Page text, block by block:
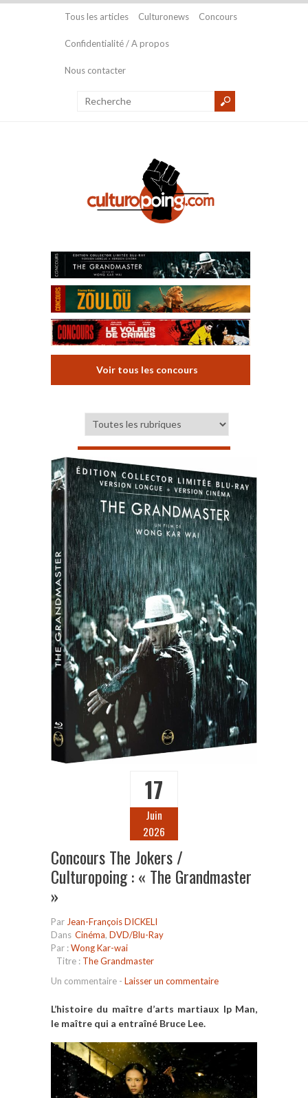
Tous les articles Culturonews Concours
Confidentialité / A propos
Nous contacter
Voir tous les concours
17
Juin
2026
Concours The Jokers /
Culturopoing : « The Grandmaster
»
Par Jean-François DICKELI
Dans Cinéma, DVD/Blu-Ray
Par :Wong Kar-wai
Titre : The Grandmaster
Un commentaire - Laisser un commentaire
L’histoire du maître d’arts martiaux Ip Man,
le maître qui a entraîné Bruce Lee.